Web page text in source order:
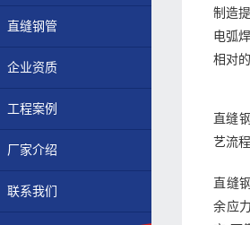
直缝钢管
企业资质
工程案例
厂家介绍
联系我们
制造
电弧
相对
直缝
艺流
直缝
余应